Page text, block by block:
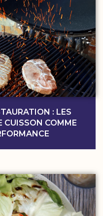
: LES
CUISSON COMME